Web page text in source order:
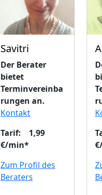
Savitri
Der Berater
bietet
Terminvereinba
rungen an.
Kontakt
Tarif: 1,99
€/min*
Zum Profil des
Beraters